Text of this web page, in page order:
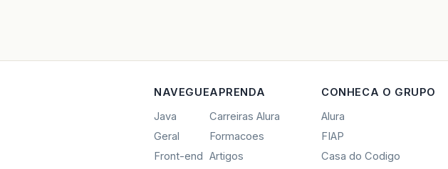
NAVEGUE
Java
Geral
Front-end
APRENDA
Carreiras Alura
Formacoes
Artigos
CONHECA O GRUPO
Alura
FIAP
Casa do Codigo